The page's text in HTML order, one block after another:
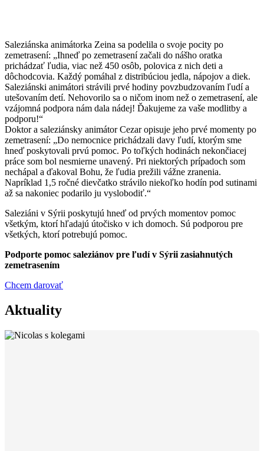
Saleziánska animátorka Zeina sa podelila o svoje pocity po
zemetrasení: „Ihneď po zemetrasení začali do nášho oratka
prichádzať ľudia, viac než 450 osôb, polovica z nich deti a
dôchodcovia. Každý pomáhal z distribúciou jedla, nápojov a diek.
Saleziánski animátori strávili prvé hodiny povzbudzovaním ľudí a
utešovaním detí. Nehovorilo sa o ničom inom než o zemetrasení, ale
vzájomná podpora nám dala nádej! Ďakujeme za vaše modlitby a
podporu!“
Doktor a saleziánsky animátor Cezar opisuje jeho prvé momenty po
zemetrasení: „Do nemocnice prichádzali davy ľudí, ktorým sme
hneď poskytovali prvú pomoc. Po toľkých hodinách nekončiacej
práce som bol nesmierne unavený. Pri niektorých prípadoch som
nechápal a ďakoval Bohu, že ľudia prežili vážne zranenia.
Napríklad 1,5 ročné dievčatko strávilo niekoľko hodín pod sutinami
až sa nakoniec podarilo ju vyslobodiť.“
Saleziáni v Sýrii poskytujú hneď od prvých momentov pomoc
všetkým, ktorí hľadajú útočisko v ich domoch. Sú podporou pre
všetkých, ktorí potrebujú pomoc.
Podporte pomoc saleziánov pre ľudí v Sýrii zasiahnutých
zemetrasením
Chcem darovať
Aktuality